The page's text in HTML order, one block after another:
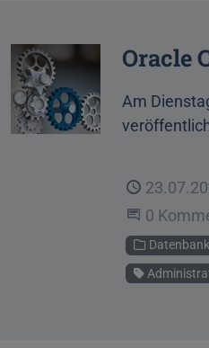
Oracle
Am
Beginne
0
Kategorien